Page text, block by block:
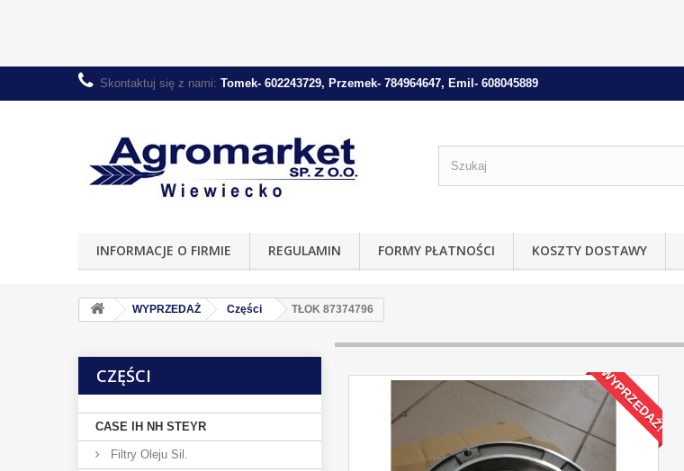
Skontaktuj się z nami: Tomek- 602243729, Przemek- 784964647, Emil- 608045889
INFORMACJE O FIRMIE REGULAMIN FORMY PŁATNOŚCI KOSZTY DOSTAWY
WYPRZEDAŻ Części TŁOK 87374796
CZĘŚCI
CASE IH NH STEYR
Filtry Oleju Sil.
WYPRZEDAŻ!